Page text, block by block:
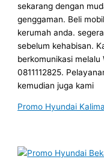
sekarang dengan
genggaman. Beli
kerumah anda.
sebelum kehabisan.
berkomunikasi
0811112825.
kemudian juga kami
Promo Hyundai